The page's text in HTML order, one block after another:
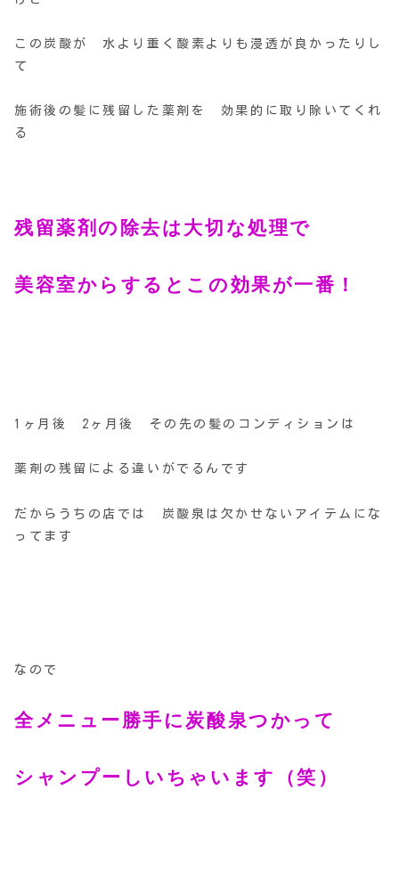
この炭酸が 水より重く酸素よりも浸透が良かったりし
て
施術後の髪に残留した薬剤を 効果的に取り除いてくれ
る
残留薬剤の除去は大切な処理で
美容室からするとこの効果が一番！
1ヶ月後 2ヶ月後 その先の髪のコンディションは
薬剤の残留による違いがでるんです
だからうちの店では 炭酸泉は欠かせないアイテムにな
ってます
なので
全メニュー勝手に炭酸泉つかって
シャンプーしいちゃいます（笑）